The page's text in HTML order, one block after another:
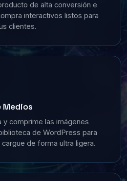
de alta conversión e
interactivos listos para
clientes.
Medios
y comprime las imágenes
de WordPress para
de forma ultra ligera.